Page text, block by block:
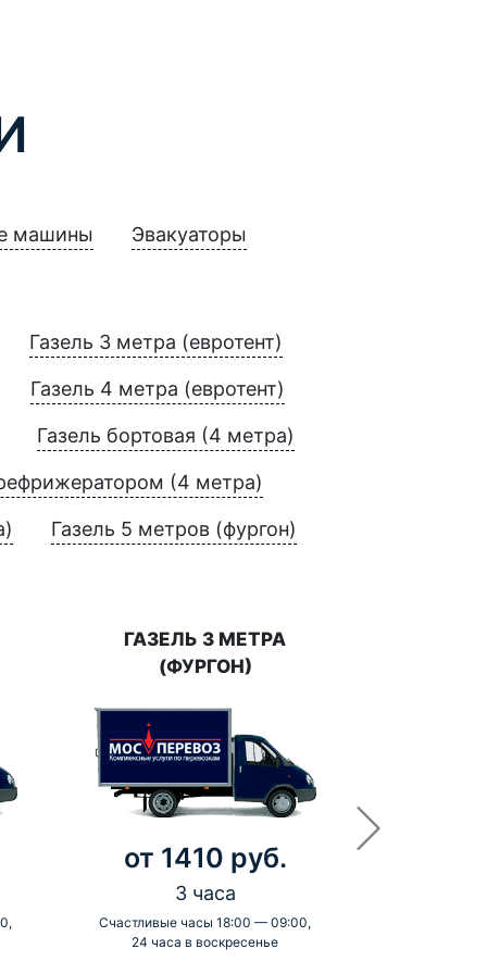
машины Эвакуаторы
Газель 3 метра (евротент)
Газель 4 метра (евротент)
Газель бортовая (4 метра)
(4 метра)
Газель 5 метров (фургон)
ГАЗЕЛЬ 3 МЕТРА
(ФУРГОН)
от 1410 руб.
3 часа
Счастливые часы 18:00 — 09:00,
24 часа в воскресенье
-